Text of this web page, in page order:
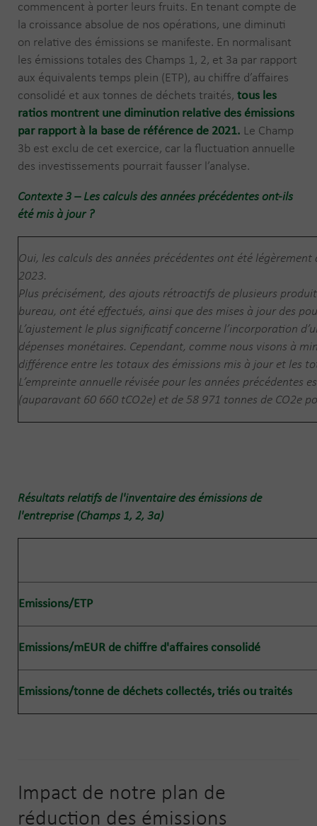
commencent à porter leurs fruits. En tenant compte de
la croissance absolue de nos opérations, une diminuti
on relative des émissions se manifeste. En normalisant
les émissions totales des Champs 1, 2, et 3a par rapport
aux équivalents temps plein (ETP), au chiffre d’affaires
consolidé et aux tonnes de déchets traités, tous les
ratios montrent une diminution relative des émissions
par rapport à la base de référence de 2021. Le Champ
3b est exclu de cet exercice, car la fluctuation annuelle
des investissements pourrait fausser l’analyse.
Contexte 3 – Les calculs des années précédentes ont-ils
été mis à jour ?
Oui, les calculs des années précédentes ont été
2023.
Plus précisément, des ajouts rétroactifs de plusieurs
bureau, ont été effectués, ainsi que des mises à jour des
L’ajustement le plus significatif concerne l’incorporation
dépenses monétaires. Cependant, comme nous visons à
différence entre les totaux des émissions mis à jour et les
L’empreinte annuelle révisée pour les années précédentes
(auparavant 60 660 tCO2e) et de 58 971 tonnes de CO2e
Résultats relatifs de l'inventaire des émissions de
l'entreprise (Champs 1, 2, 3a)
Emissions/ETP
Emissions/mEUR de chiffre d'affaires consolidé
Emissions/tonne de déchets collectés, triés ou traités
Impact de notre plan de
réduction des émissions